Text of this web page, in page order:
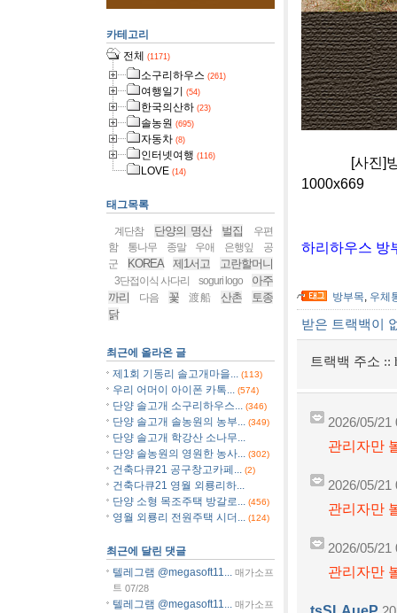
[사진]방부
1000x669
하리하우스 방
방부목, 우체
받은 트랙백이
트랙백 주소 ::
2026/05/21
관리자만
2026/05/21
관리자만
2026/05/21
관리자만
카테고리
전체 (1171)
소구리하우스 (261)
여행일기 (54)
한국의산하 (23)
솔농원 (695)
자동차 (8)
인터넷여행 (116)
LOVE (14)
태그목록
계단참 단양의 명산 벌집
우편
함
통나무 종말 우애 은행잎
공
군
KOREA 제1서고 고란할머니
3단접이식 사다리 soguri logo
아주
까리
다음 꽃 渡船 산촌
토종
닭
최근에 올라온 글
제1회 기동리 솔고개마을...
(113)
우리 어머이 아이폰 카톡... (574)
단양 솔고개 소구리하우스... (346)
단양 솔고개 솔농원의 농부... (349)
단양 솔고개 학강산 소나무...
단양 솔농원의 영원한 농사...
(302)
건축다큐21 공구창고카페... (2)
건축다큐21 영월 외룡리하...
단양 소형 목조주택 방갈로...
(456)
영월 외룡리 전원주택 시더... (124)
최근에 달린 댓글
텔레그램 @megasoft11...
매가소프
트 07/28
텔레그램 @megasoft11... 매가소프